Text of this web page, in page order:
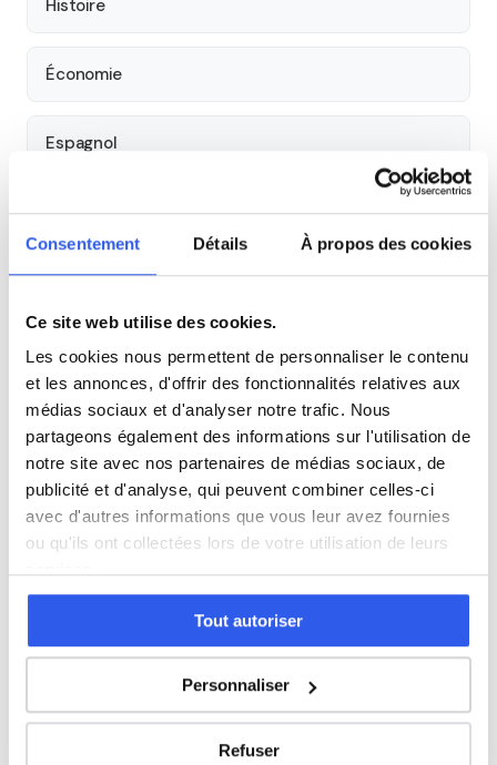
Consentement Détails À propos des cookies
Ce site web utilise des cookies.
Les cookies nous permettent de personnaliser le contenu
et les annonces, d'offrir des fonctionnalités relatives aux
médias sociaux et d'analyser notre trafic. Nous
partageons également des informations sur l'utilisation de
notre site avec nos partenaires de médias sociaux, de
publicité et d'analyse, qui peuvent combiner celles-ci
avec d'autres informations que vous leur avez fournies
ou qu'ils ont collectées lors de votre utilisation de leurs
Tout autoriser
Personnaliser
Refuser
Histoire
Économie
Espagnol
Allemand
Cours par niveau
Tous les cours particuliers à Le Mans
Découvrez l'ensemble de notre offre à Le Mans :Voir tous
les cours à Le Mans →
Autres lycées à proximité
Lycée polyvalent Le Mans sud
Lycée Notre-Dame
Le Mans